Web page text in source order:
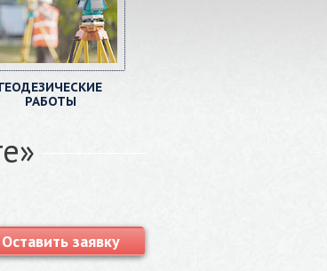
ГЕОДЕЗИЧЕСКИЕ
РАБОТЫ
Оставить заявку